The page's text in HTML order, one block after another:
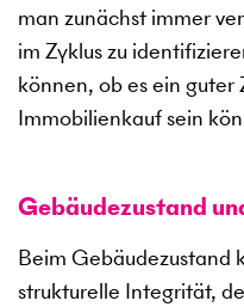
man zunächst immer
im Zyklus zu
können, ob es ein
Immobilienkauf sein
Gebäudezustand
Beim Gebäudezustand
strukturelle Integrität,